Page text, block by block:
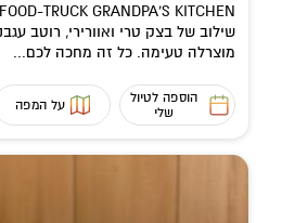
שילוב של בצק טרי ואוורירי, רוטב
מוצרלה טעימה. כל זה מחכה לכם...
הוספה לטיול
שלי
על המפה